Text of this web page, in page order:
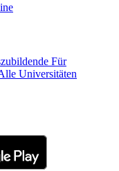
Für
Universitäten